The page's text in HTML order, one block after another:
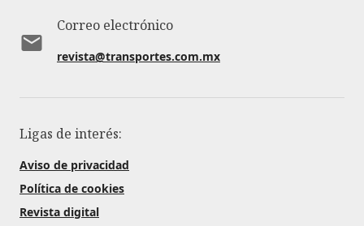
Correo electrónico
revista@transportes.com.mx
Ligas de interés:
Aviso de privacidad
Política de cookies
Revista digital